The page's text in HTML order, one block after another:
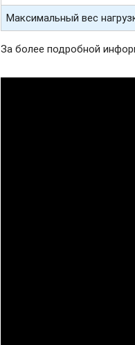
Максимальный вес
За более подробной